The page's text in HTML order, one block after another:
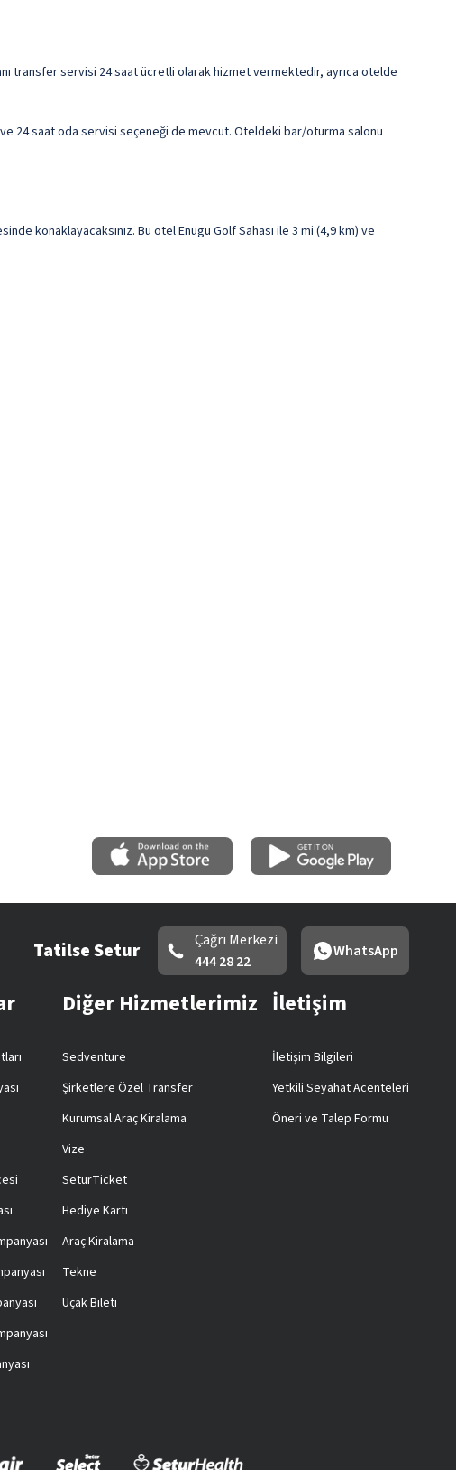
transfer servisi 24 saat ücretli olarak hizmet vermektedir, ayrıca otelde
24 saat oda servisi seçeneği de mevcut. Oteldeki bar/oturma salonu
konaklayacaksınız. Bu otel Enugu Golf Sahası ile 3 mi (4,9 km) ve
Tatilse Setur
Çağrı Merkezi
444 28 22
WhatsApp
Diğer Hizmetlerimiz
Sedventure
Şirketlere Özel Transfer
Kurumsal Araç Kiralama
Vize
SeturTicket
Hediye Kartı
Araç Kiralama
Tekne
Uçak Bileti
İletişim
İletişim Bilgileri
Yetkili Seyahat Acenteleri
Öneri ve Talep Formu